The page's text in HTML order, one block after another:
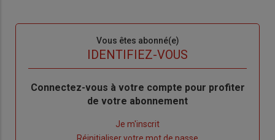
Vous êtes abonné(e)
IDENTIFIEZ-VOUS
Body
Connectez-vous à votre compte pour profiter
de votre abonnement
Je m'inscrit